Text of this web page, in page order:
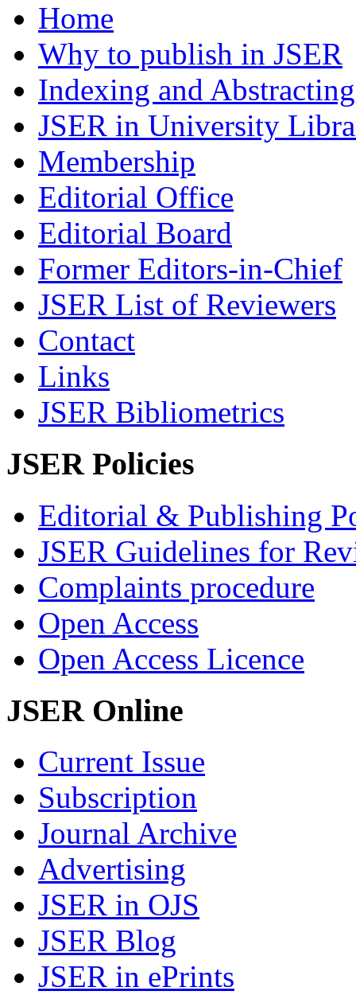
Home
Why to publish in JSER
Indexing and Abstracting
JSER in University
Membership
Editorial Office
Editorial Board
Former Editors-in-Chief
JSER List of Reviewers
Contact
Links
JSER Bibliometrics
JSER Policies
Editorial & Publishing
JSER Guidelines for
Complaints procedure
Open Access
Open Access Licence
JSER Online
Current Issue
Subscription
Journal Archive
Advertising
JSER in OJS
JSER Blog
JSER in ePrints